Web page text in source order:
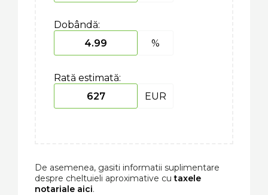
Dobândă:
%
Rată estimată:
EUR
De asemenea, gasiti informatii suplimentare
despre cheltuieli aproximative cutaxele
notariale aici.